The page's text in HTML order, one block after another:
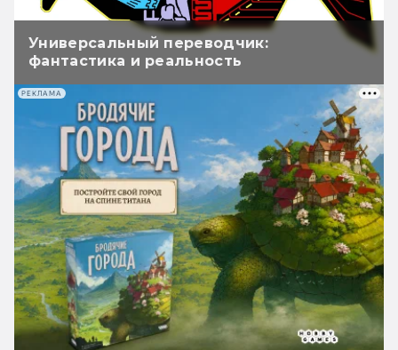
Универсальный переводчик:
фантастика и реальность
РЕКЛАМА